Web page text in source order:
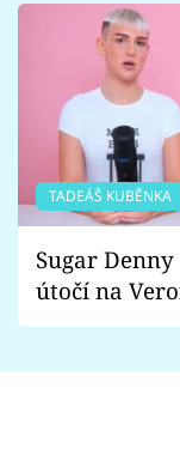
TADEÁŠ KUBĚNKA
Sugar
útočí na
Proč je